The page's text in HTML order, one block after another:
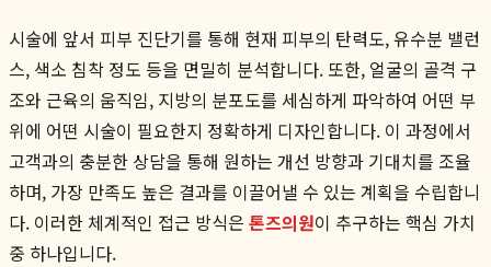
시술에 앞서 피부 진단기를 통해 현재 피부의 탄력도, 유수분 밸런
스, 색소 침착 정도 등을 면밀히 분석합니다. 또한, 얼굴의 골격 구
조와 근육의 움직임, 지방의 분포도를 세심하게 파악하여 어떤 부
위에 어떤 시술이 필요한지 정확하게 디자인합니다. 이 과정에서
고객과의 충분한 상담을 통해 원하는 개선 방향과 기대치를 조율
하며, 가장 만족도 높은 결과를 이끌어낼 수 있는 계획을 수립합니
다. 이러한 체계적인 접근 방식은 톤즈의원이 추구하는 핵심 가치
중 하나입니다.